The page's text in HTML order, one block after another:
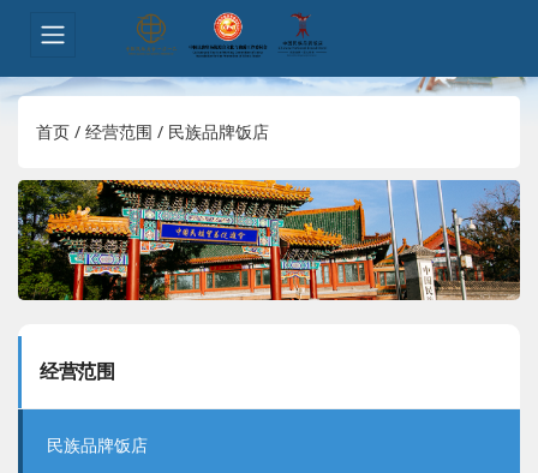
首页 / 经营范围 / 民族品牌饭店
经营范围
民族品牌饭店